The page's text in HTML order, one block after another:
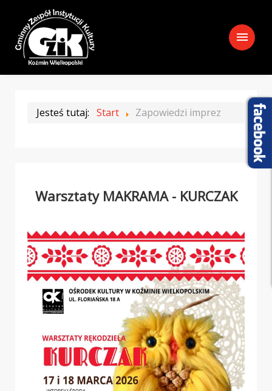
menu
Jesteś tutaj: Start Zapowiedzi imprez
Warsztaty MAKRAMA - KURCZAK